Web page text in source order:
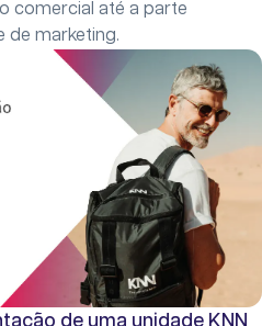
comercial até a parte
de marketing.
de uma unidade KNN